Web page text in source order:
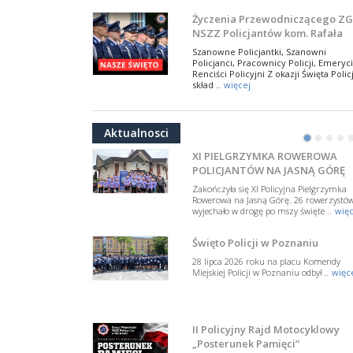
Życzenia Przewodniczącego ZG
NSZZ Policjantów kom. Rafała
Jankowskiego z okazji Święta
Policji 2026
Szanowne Policjantki, Szanowni
Policjanci, Pracownicy Policji,
Renciści Policyjni Z okazji Święta
skład .. więcej
NSZZ Policjantów: Policja nie
W przestrzeni publicznej po raz
pojawiły się wypowiedzi, które
w funkcjonariuszki i funkcjonariuszy
Policj .. więcej
Dodatkowe zarobkowanie
policjantów. NSZZP: obecne
zmiany przepisów regulujących
dodatkowej pracy zarobkowe .. więcej
Postępowanie dotyczące interwencji
Policji w miejscu zamieszkania red.
Tomasza Sakiewicza zostało
Aktualnosci
•••
W Biedrusku, pod Tablicą Pamiątkową
poświęconą starszemu sierżantowi Mar
.. więcej
50-lecie BOA. Zarząd Główny
Policjantów z uznaniem
formacji kontrterrorystycznej
Polskiego w Warszawie odbyła się
XI PIELGRZYMKA ROWEROWA
POLICJANTÓW NA JASNĄ GÓRĘ
Zakończyła się XI Policyjna Pielgrzymka
Rowerowa na Jasną Górę. 26
wyjechało w drogę po mszy święte ..
Święto Policji w Poznaniu
28 lipca 2026 roku na placu Komendy
Miejskiej Policji w Poznaniu odbył ..
II Policyjny Rajd Motocyklowy
„Posterunek Pamięci”